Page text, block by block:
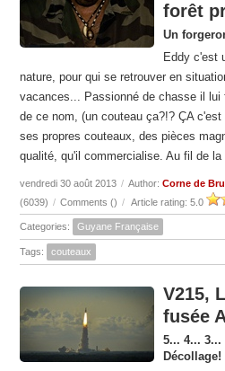
forêt
Un
Eddy c'est
nature, pour qui se retrouver en
vacances... Passionné de chasse il lui
de ce nom, (un couteau ça?!? ÇA
ses propres couteaux, des pièces
qualité, qu'il commercialise. Au fil de
vendredi 30 août 2013 / Author:Corne de
(6039) / Comments () / Article rating: 5.0
Categories: Guyane Française
Tags: couteaux
V215,
fusée
5... 4...
Décollage!